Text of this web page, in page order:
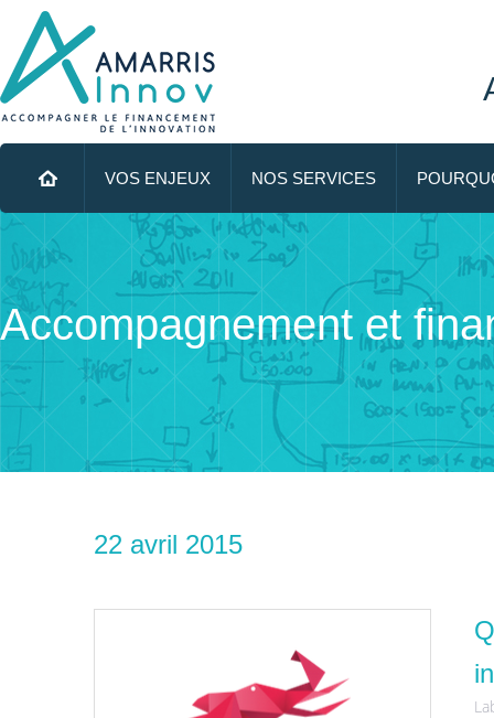
ALLER AU CONTENU PRINCIPAL
VOS ENJEUX NOS SERVICES
Accompagnement et
22 avril 2015